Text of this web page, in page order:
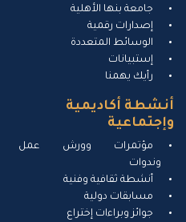
جامعة بنها الأهلية
إصدارات رقمية
الوسائط المتعددة
إستبيانات
رأيك يهمنا
أنشطة أكاديمية
وإجتماعية
مؤتمرات وورش عمل
وندوات
أنشطة ثقافية وفنية
مسابقات دولية
جوائز وبراءات إختراع